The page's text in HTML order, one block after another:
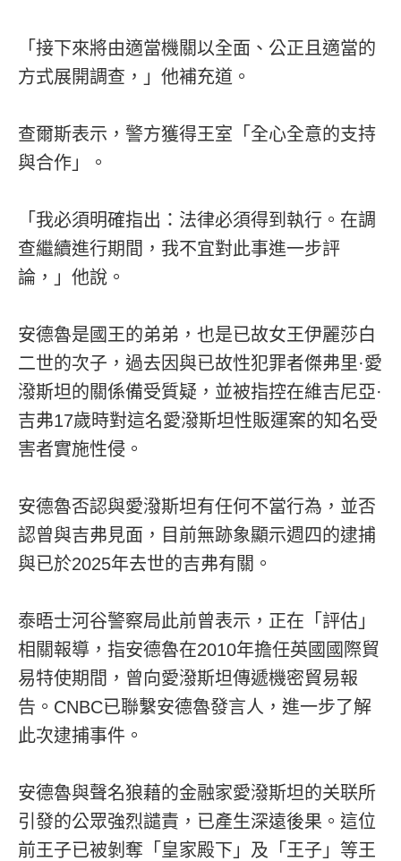
「接下來將由適當機關以全面、公正且適當的
方式展開調查，」他補充道。
查爾斯表示，警方獲得王室「全心全意的支持
與合作」。
「我必須明確指出：法律必須得到執行。在調
查繼續進行期間，我不宜對此事進一步評
論，」他說。
安德魯是國王的弟弟，也是已故女王伊麗莎白
二世的次子，過去因與已故性犯罪者傑弗里·愛
潑斯坦的關係備受質疑，並被指控在維吉尼亞·
吉弗17歲時對這名愛潑斯坦性販運案的知名受
害者實施性侵。
安德魯否認與愛潑斯坦有任何不當行為，並否
認曾與吉弗見面，目前無跡象顯示週四的逮捕
與已於2025年去世的吉弗有關。
泰晤士河谷警察局此前曾表示，正在「評估」
相關報導，指安德魯在2010年擔任英國國際貿
易特使期間，曾向愛潑斯坦傳遞機密貿易報
告。CNBC已聯繫安德魯發言人，進一步了解
此次逮捕事件。
安德魯與聲名狼藉的金融家愛潑斯坦的关联所
引發的公眾強烈譴責，已產生深遠後果。這位
前王子已被剝奪「皇家殿下」及「王子」等王